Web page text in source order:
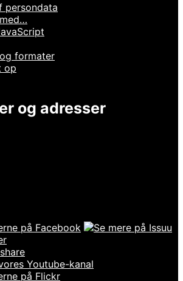
persondata
formater
op
og adresser